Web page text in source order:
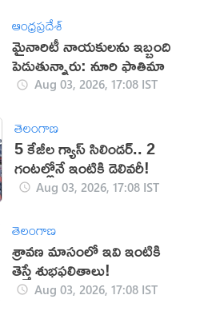
ఆంధ్రప్రదేశ్
మైనారిటీ నాయకులను ఇబ్బంది
పెడుతున్నారు: నూరి ఫాతిమా
Aug 03, 2026, 17:08 IST
తెలంగాణ
5 కేజీల గ్యాస్ సిలిండర్.. 2
గంటల్లోనే ఇంటికి డెలివరీ!
Aug 03, 2026, 17:08 IST
తెలంగాణ
శ్రావణ మాసంలో ఇవి ఇంటికి
తెస్తే శుభఫలితాలు!
Aug 03, 2026, 17:08 IST